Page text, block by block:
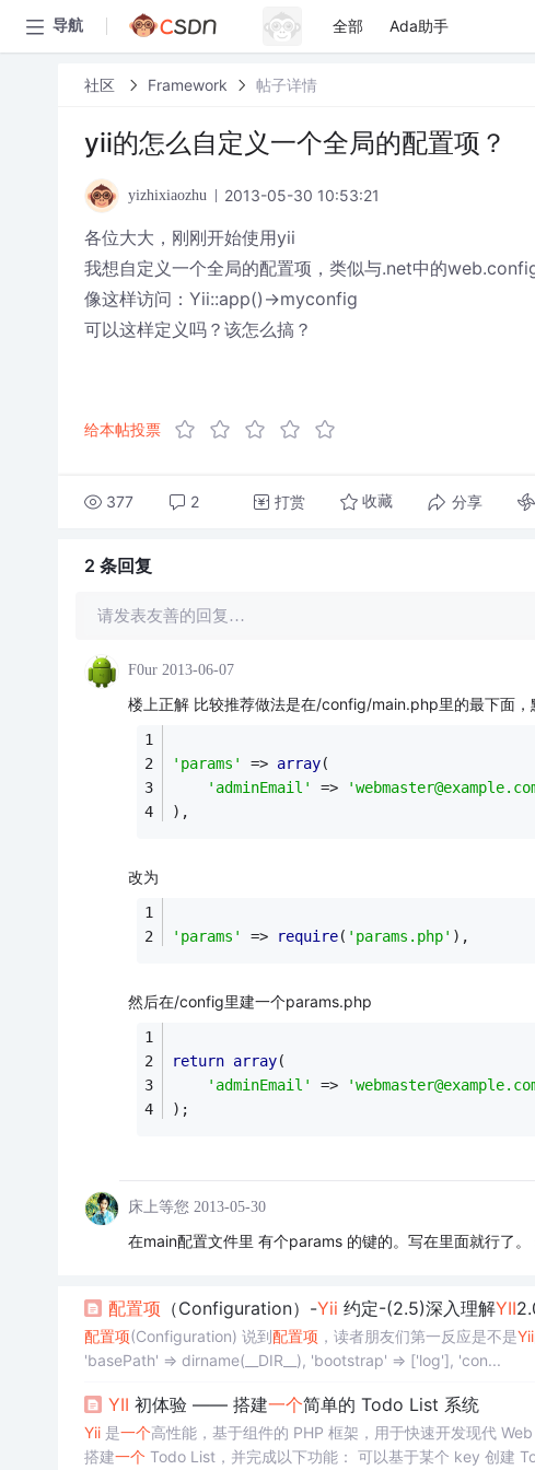
导航 全部 Ada助手
社区 Framework 帖子详情
yii的怎么自定义一个全局的配置项？
yizhixiaozhu 2013-05-30 10:53:21
各位大大，刚刚开始使用yii
我想自定义一个全局的配置项，类似与.net中的
像这样访问：Yii::app()->myconfig
可以这样定义吗？该怎么搞？
给本帖投票
377 2 打赏 收藏 分享
2 条回复
请发表友善的回复…
F0ur 2013-06-07
楼上正解 比较推荐做法是在/config/main.php里的最下面，
'params' => array(
'adminEmail'
=>
),
改为
'params' => require( 'params.php' ),
然后在/config里建一个params.php
return array(
'adminEmail'
=>
);
床上等您 2013-05-30
在main配置文件里 有个params 的键的。写在里面就行了
配置项 （Configuration）-Yii 约定-(2.5)深入理解YII
配置项(Configuration) 说到配置项 ，读者朋友们第一反应是不是Yii
'basePath' => dirname(__DIR__), 'bootstrap' => ['log'], 'con...
YII 初体验 —— 搭建一个简单的 Todo List 系统
Yii是一个高性能，基于组件的 PHP 框架，用于快速开发现代
搭建一个 Todo List，并完成以下功能： 可以基于某个 key 创建 Todo Item，然后根据 key 查询对应的 Todo Item。 可以置顶、完成、删